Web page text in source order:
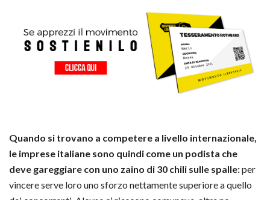
Quando si trovano a competere a livello internazionale,
le imprese italiane sono quindi come un podista che
deve gareggiare con uno zaino di 30 chili sulle spalle:per
vincere serve loro uno sforzo nettamente superiore a quello